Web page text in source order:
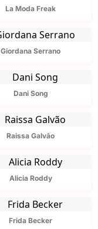
La Moda Freak
Giordana Serrano
Dani Song
Raissa Galvão
Alicia Roddy
Frida Becker